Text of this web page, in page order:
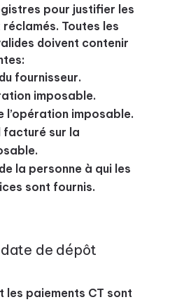
pour justifier les
Toutes les
doivent contenir
fournisseur.
imposable.
l’opération imposable.
sur la
la personne à qui les
sont fournis.
de dépôt
les paiements CT sont